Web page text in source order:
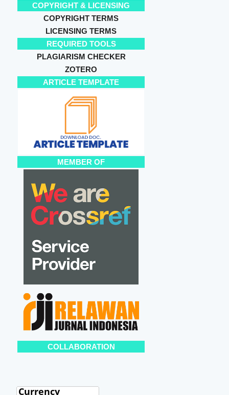
COPYRIGHT & LICENSING
COPYRIGHT TERMS
LICENSING TERMS
REQUIRED TOOLS
PLAGIARISM CHECKER
ZOTERO
ARTICLE TEMPLATE
MEMBER OF
COLLABORATION